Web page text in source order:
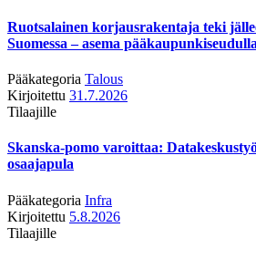
Ruotsalainen korjausrakentaja teki
Suomessa – asema
Pääkategoria Talous
Kirjoitettu 31.7.2026
Tilaajille
Skanska-pomo varoittaa:
osaajapula
Pääkategoria Infra
Kirjoitettu 5.8.2026
Tilaajille